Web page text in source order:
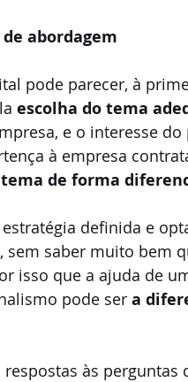
abordagem
pode parecer, à
escolha do tema
e o interesse
à empresa
de forma
definida e
, sem saber muito bem
isso que a ajuda de
pode ser a
às perguntas